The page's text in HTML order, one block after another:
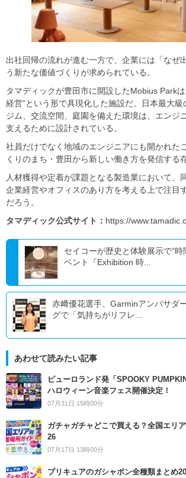
出社回帰の流れが進む一方で、企業には「なぜ
う新たな価値づくりが求められている。
タマディックが豊田市に開設したMobius Park
経営”という形で具現化した施設だ。日本最大
ジム、交流空間、庭園を備えた環境は、エンジ
支えるために設計されている。
社員だけでなく地域のエンジニアにも開かれた
くりのまち・豊田から新しい働き方を発信する
人材獲得や定着が課題となる製造業において、
企業経営やオフィスのあり方を考える上で注目
だろう。
タマディック公式サイト： https://
セイコーが歴史と体験展示で“時
ベント『Exhibition 時...
赤﨑優花選手、Garminアンバサダ
グで「気持ちがリフレ...
あわせて読みたい記事
ピューロランド発「SPOOKY
ハロウィーン音楽フェス開催決定！
07月31日 15時00分
ガチャガチャどこで買える？全国エリ
26
07月17日 13時00分
プリキュアのガシャポン全種類まとめ